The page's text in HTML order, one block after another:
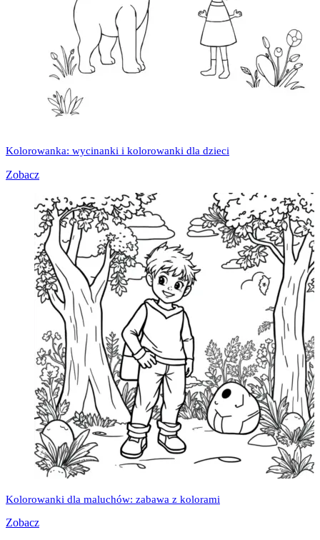
Kolorowanka: wycinanki i kolorowanki dla dzieci
Zobacz
Kolorowanki dla maluchów: zabawa z kolorami
Zobacz